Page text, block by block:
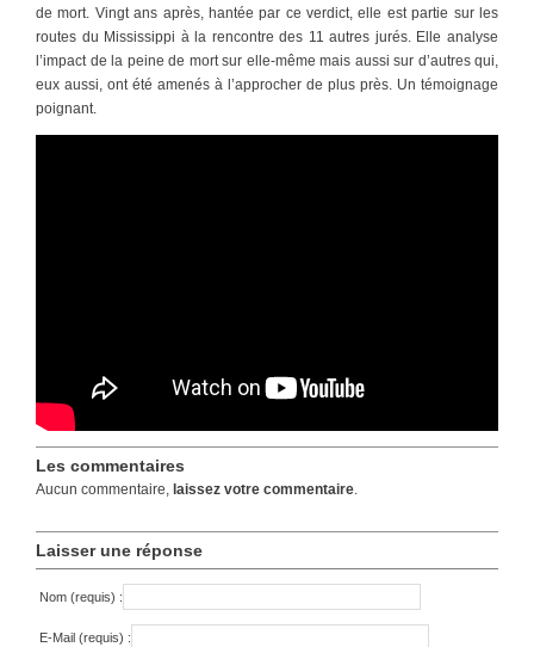
de mort. Vingt ans après, hantée par ce verdict, elle est partie sur les
routes du Mississippi à la rencontre des 11 autres jurés. Elle analyse
l’impact de la peine de mort sur elle-même mais aussi sur d’autres qui,
eux aussi, ont été amenés à l’approcher de plus près. Un témoignage
poignant.
Les commentaires
Aucun commentaire, laissez votre commentaire
Laisser une réponse
Nom (requis) :
E-Mail (requis) :